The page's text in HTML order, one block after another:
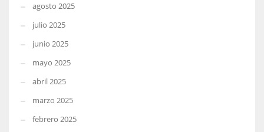
agosto 2025
julio 2025
junio 2025
mayo 2025
abril 2025
marzo 2025
febrero 2025